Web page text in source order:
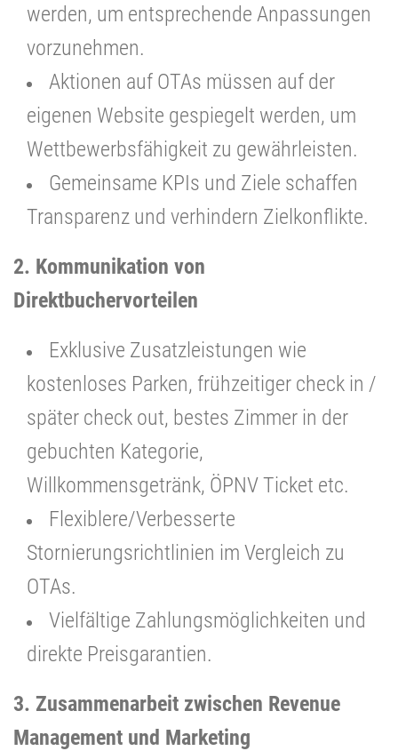
werden, um entsprechende Anpassungen
vorzunehmen.
Aktionen auf OTAs müssen auf der
eigenen Website gespiegelt werden, um
Wettbewerbsfähigkeit zu gewährleisten.
Gemeinsame KPIs und Ziele schaffen
Transparenz und verhindern Zielkonflikte.
2. Kommunikation von
Direktbuchervorteilen
Exklusive Zusatzleistungen wie
kostenloses Parken, frühzeitiger check in /
später check out, bestes Zimmer in der
gebuchten Kategorie,
Willkommensgetränk, ÖPNV Ticket etc.
Flexiblere/Verbesserte
Stornierungsrichtlinien im Vergleich zu
OTAs.
Vielfältige Zahlungsmöglichkeiten und
direkte Preisgarantien.
3. Zusammenarbeit zwischen Revenue
Management und Marketing